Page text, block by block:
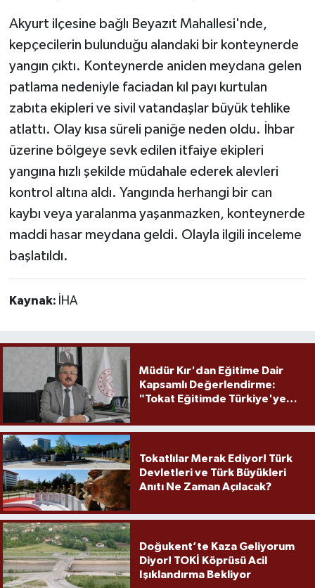
Akyurt ilçesine bağlı Beyazıt Mahallesi'nde,
kepçecilerin bulunduğu alandaki bir konteynerde
yangın çıktı. Konteynerde aniden meydana gelen
patlama nedeniyle faciadan kıl payı kurtulan
zabıta ekipleri ve sivil vatandaşlar büyük tehlike
atlattı. Olay kısa süreli paniğe neden oldu. İhbar
üzerine bölgeye sevk edilen itfaiye ekipleri
yangına hızlı şekilde müdahale ederek alevleri
kontrol altına aldı. Yangında herhangi bir can
kaybı veya yaralanma yaşanmazken, konteynerde
maddi hasar meydana geldi. Olayla ilgili inceleme
başlatıldı.
Kaynak: İHA
Müdür Kır'dan Eğitime Dair
Kapsamlı Değerlendirme:
"Tokat Eğitimde Türkiye'ye
Tokatlılar Merak Ediyor! Türk
Devletleri ve Türk Büyükleri
Anıtı Ne Zaman Açılacak?
Doğukent’te Kaza Geliyorum
Diyor! TOKİ Köprüsü Acil
Işıklandırma Bekliyor